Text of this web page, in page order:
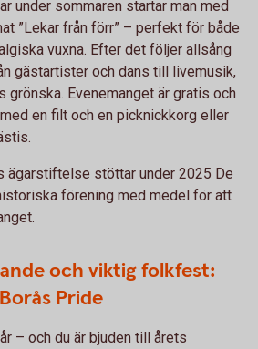
under sommaren startar man med
”Lekar från förr” – perfekt för både
vuxna. Efter det följer allsång
gästartister och dans till livemusik,
grönska. Evenemanget är gratis och
en filt och en picknickkorg eller
ägarstiftelse stöttar under 2025 De
förening med medel för att
och viktig folkfest:
Pride
– och du är bjuden till årets